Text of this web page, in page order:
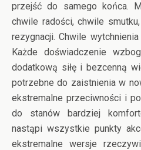
przejść do samego końca.
chwile radości, chwile
rezygnacji. Chwile
Każde doświadczenie
dodatkową siłę i bezcenną
potrzebne do zaistnienia w
ekstremalne przeciwności i
do stanów bardziej
nastąpi wszystkie punkty
ekstremalne wersje